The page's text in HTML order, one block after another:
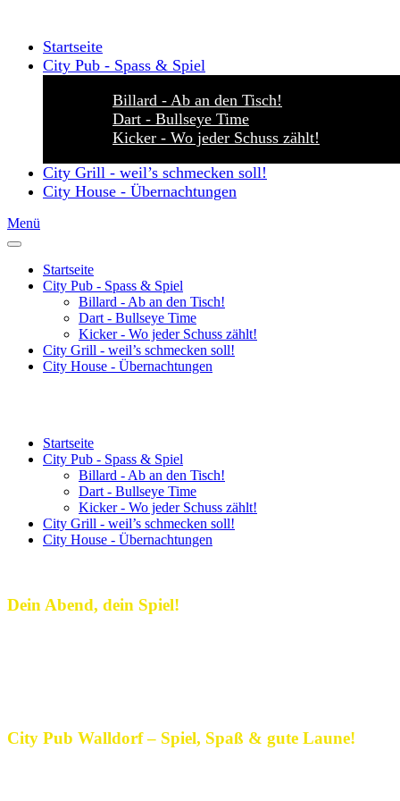
Startseite
City Pub - Spass & Spiel
Billard - Ab an den Tisch!
Dart - Bullseye Time
Kicker - Wo jeder Schuss zählt!
City Grill - weil’s schmecken soll!
City House - Übernachtungen
Menü
Startseite
City Pub - Spass & Spiel
Billard - Ab an den Tisch!
Dart - Bullseye Time
Kicker - Wo jeder Schuss zählt!
City Grill - weil’s schmecken soll!
City House - Übernachtungen
Startseite
City Pub - Spass & Spiel
Billard - Ab an den Tisch!
Dart - Bullseye Time
Kicker - Wo jeder Schuss zählt!
City Grill - weil’s schmecken soll!
City House - Übernachtungen
Dein Abend, dein Spiel!
City Pub Walldorf – Spiel, Spaß & gute Laune!